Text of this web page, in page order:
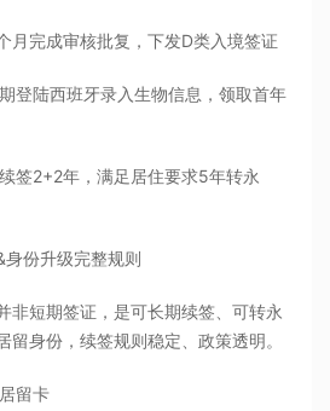
月完成审核批复，下发D类入境签证
登陆西班牙录入生物信息，领取首年
签2+2年，满足居住要求5年转永
份升级完整规则
非短期签证，是可长期续签、可转永
留身份，续签规则稳定、政策透明。
留卡